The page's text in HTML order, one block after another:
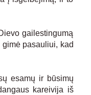
gailestingumą
pasauliui, kad
esamų ir būsimų
kareivija iš